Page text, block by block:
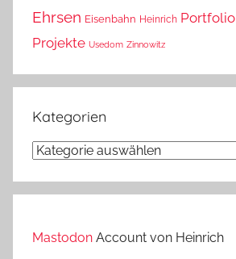
Ehrsen Eisenbahn Heinrich Portfolio
Projekte Usedom Zinnowitz
Kategorien
Kategorien
Mastodon Account von Heinrich